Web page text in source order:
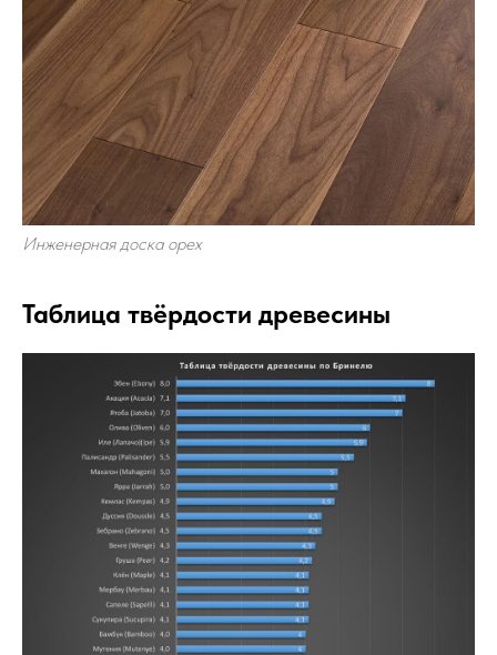
Инженерная доска орех
Таблица твёрдости древесины